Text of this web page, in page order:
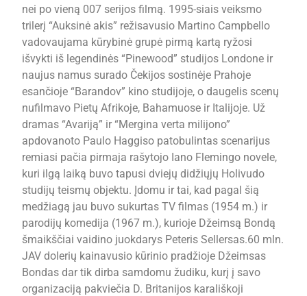
nei po vieną 007 serijos filmą. 1995-siais veiksmo
trilerį “Auksinė akis” režisavusio Martino Campbello
vadovaujama kūrybinė grupė pirmą kartą ryžosi
išvykti iš legendinės “Pinewood” studijos Londone ir
naujus namus surado Čekijos sostinėje Prahoje
esančioje “Barandov” kino studijoje, o daugelis scenų
nufilmavo Pietų Afrikoje, Bahamuose ir Italijoje. Už
dramas “Avariją” ir “Mergina verta milijono”
apdovanoto Paulo Haggiso patobulintas scenarijus
remiasi pačia pirmaja rašytojo Iano Flemingo novele,
kuri ilgą laiką buvo tapusi dviejų didžiųjų Holivudo
studijų teismų objektu. Įdomu ir tai, kad pagal šią
medžiagą jau buvo sukurtas TV filmas (1954 m.) ir
parodijų komedija (1967 m.), kurioje Džeimsą Bondą
šmaikščiai vaidino juokdarys Peteris Sellersas.60 mln.
JAV dolerių kainavusio kūrinio pradžioje Džeimsas
Bondas dar tik dirba samdomu žudiku, kurį į savo
organizaciją pakviečia D. Britanijos karališkoji